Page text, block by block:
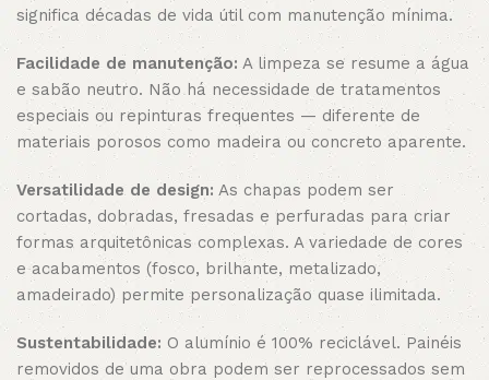
significa décadas de vida útil com manutenção mínima.
Facilidade de manutenção:A limpeza se resume a água
e sabão neutro. Não há necessidade de tratamentos
especiais ou repinturas frequentes — diferente de
materiais porosos como madeira ou concreto aparente.
Versatilidade de design: As chapas podem ser
cortadas, dobradas, fresadas e perfuradas para criar
formas arquitetônicas complexas. A variedade de cores
e acabamentos (fosco, brilhante, metalizado,
amadeirado) permite personalização quase ilimitada.
Sustentabilidade: O alumínio é 100% reciclável. Painéis
removidos de uma obra podem ser reprocessados sem